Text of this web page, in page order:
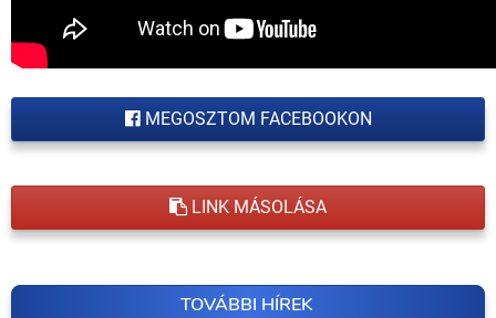
MEGOSZTOM FACEBOOKON
LINK MÁSOLÁSA
TOVÁBBI HÍREK